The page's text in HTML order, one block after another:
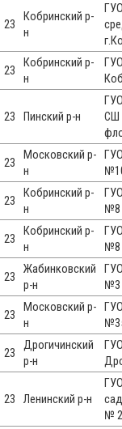
23
Кобринский р-
н
23
Кобринский р-
н
23 Пинский р-н
СШ
23
Московский р-
н
23
Кобринский р-
н
№8
23
Кобринский р-
н
№8
23
Жабинковский
р-н
№3
23
Московский р-
н
23
Дрогичинский
р-н
23 Ленинский р-н
№